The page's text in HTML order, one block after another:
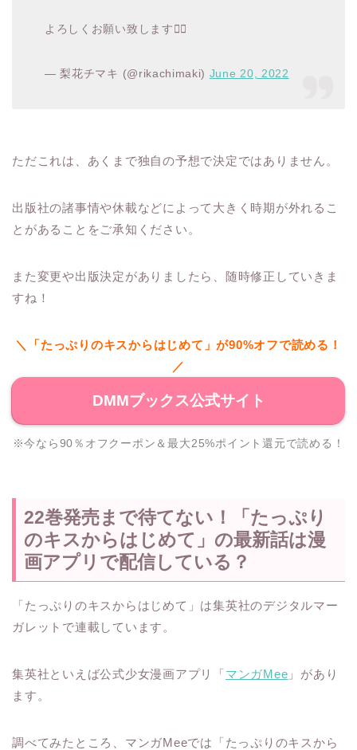
よろしくお願い致します🙇‍♀️
— 梨花チマキ (@rikachimaki) June 20, 2022
ただこれは、あくまで独自の予想で決定ではありません。
出版社の諸事情や休載などによって大きく時期が外れるこ
とがあることをご承知ください。
また変更や出版決定がありましたら、随時修正していきま
すね！
＼「たっぷりのキスからはじめて」が90%オフで読める！
／
DMMブックス公式サイト
※今なら90％オフクーポン＆最大25%ポイント還元で読める！
22巻発売まで待てない！「たっぷり
のキスからはじめて」の最新話は漫
画アプリで配信している？
「たっぷりのキスからはじめて」は集英社のデジタルマー
ガレットで連載しています。
集英社といえば公式少女漫画アプリ「マンガMee 」があり
ます。
調べてみたところ、マンガMeeでは「たっぷりのキスから